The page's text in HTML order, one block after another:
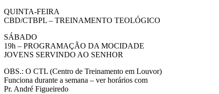
QUINTA-FEIRA
CBD/CTBPL – TREINAMENTO TEOLÓGICO
SÁBADO
19h – PROGRAMAÇÃO DA MOCIDADE
JOVENS SERVINDO AO SENHOR
OBS.: O CTL (Centro de Treinamento em Louvor)
Funciona durante a semana – ver horários com
Pr. André Figueiredo